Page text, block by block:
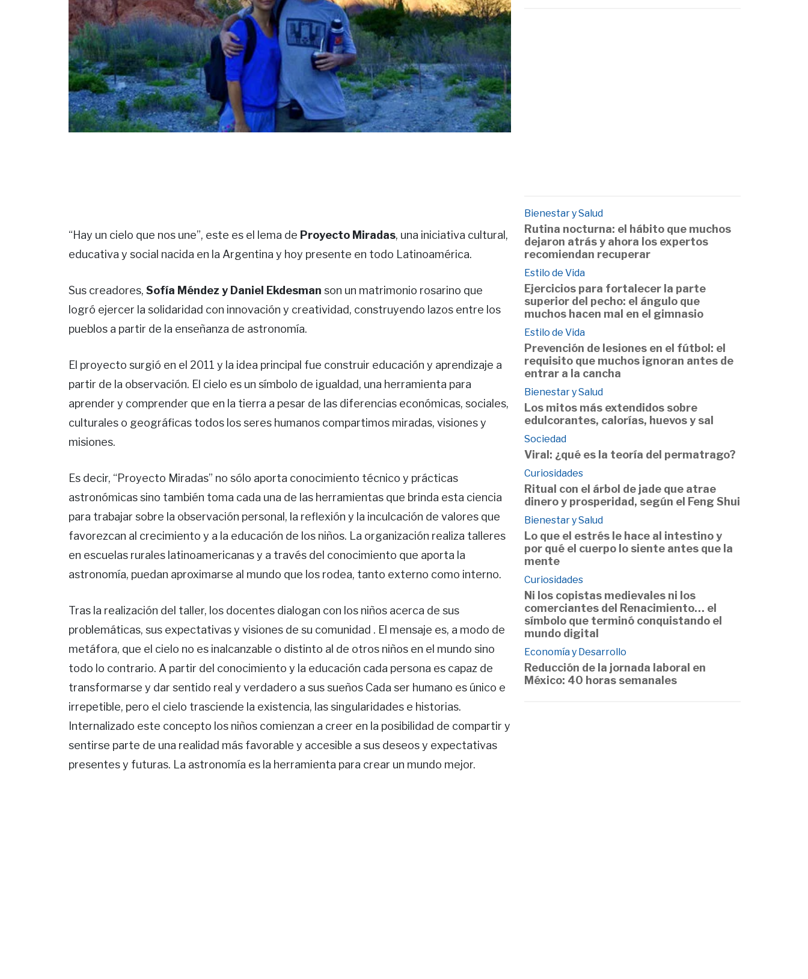
“Hay un cielo que nos une”, este es el lema de Proyecto Miradas, una iniciativa cultural,
educativa y social nacida en la Argentina y hoy presente en todo Latinoamérica.
Sus creadores, Sofía Méndez y Daniel Ekdesman son un matrimonio rosarino que
logró ejercer la solidaridad con innovación y creatividad, construyendo lazos entre los
pueblos a partir de la enseñanza de astronomía.
El proyecto surgió en el 2011 y la idea principal fue construir educación y aprendizaje a
partir de la observación. El cielo es un símbolo de igualdad, una herramienta para
aprender y comprender que en la tierra a pesar de las diferencias económicas, sociales,
culturales o geográficas todos los seres humanos compartimos miradas, visiones y
misiones.
Es decir, “Proyecto Miradas” no sólo aporta conocimiento técnico y prácticas
astronómicas sino también toma cada una de las herramientas que brinda esta ciencia
para trabajar sobre la observación personal, la reflexión y la inculcación de valores que
favorezcan al crecimiento y a la educación de los niños. La organización realiza talleres
en escuelas rurales latinoamericanas y a través del conocimiento que aporta la
astronomía, puedan aproximarse al mundo que los rodea, tanto externo como interno.
Tras la realización del taller, los docentes dialogan con los niños acerca de sus
problemáticas, sus expectativas y visiones de su comunidad . El mensaje es, a modo de
metáfora, que el cielo no es inalcanzable o distinto al de otros niños en el mundo sino
todo lo contrario. A partir del conocimiento y la educación cada persona es capaz de
transformarse y dar sentido real y verdadero a sus sueños Cada ser humano es único e
irrepetible, pero el cielo trasciende la existencia, las singularidades e historias.
Internalizado este concepto los niños comienzan a creer en la posibilidad de compartir y
sentirse parte de una realidad más favorable y accesible a sus deseos y expectativas
presentes y futuras. La astronomía es la herramienta para crear un mundo mejor.
Bienestar y Salud
Rutina nocturna: el hábito que muchos
dejaron atrás y ahora los expertos
recomiendan recuperar
Estilo de Vida
Ejercicios para fortalecer la parte
superior del pecho: el ángulo que
muchos hacen mal en el gimnasio
Estilo de Vida
Prevención de lesiones en el fútbol: el
requisito que muchos ignoran antes de
entrar a la cancha
Bienestar y Salud
Los mitos más extendidos sobre
edulcorantes, calorías, huevos y sal
Sociedad
Viral: ¿qué es la teoría del permatrago?
Curiosidades
Ritual con el árbol de jade que atrae
dinero y prosperidad, según el Feng Shui
Bienestar y Salud
Lo que el estrés le hace al intestino y
por qué el cuerpo lo siente antes que la
mente
Curiosidades
Ni los copistas medievales ni los
comerciantes del Renacimiento… el
símbolo que terminó conquistando el
mundo digital
Economía y Desarrollo
Reducción de la jornada laboral en
México: 40 horas semanales